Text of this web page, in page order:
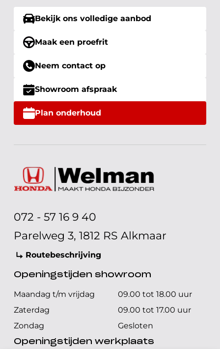
Bekijk ons volledige aanbod
Maak een proefrit
Neem contact op
Showroom afspraak
Plan onderhoud
072 - 57 16 9 40
Parelweg 3, 1812 RS Alkmaar
Routebeschrijving
Openingstijden showroom
Maandag t/m vrijdag
09.00 tot 18.00 uur
Zaterdag
09.00 tot 17.00 uur
Zondag
Gesloten
Openingstijden werkplaats